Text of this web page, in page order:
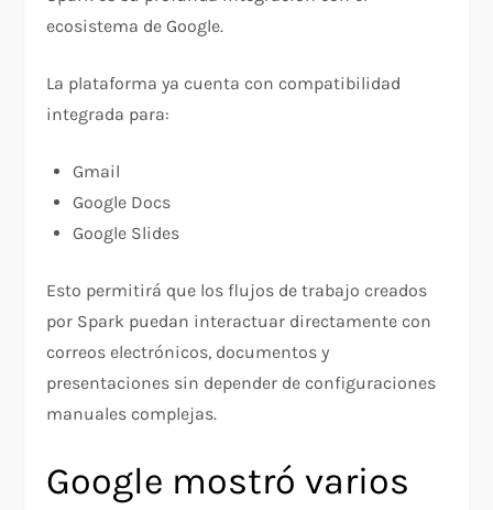
ecosistema de Google.
La plataforma ya cuenta con compatibilidad
integrada para:
Gmail
Google Docs
Google Slides
Esto permitirá que los flujos de trabajo creados
por Spark puedan interactuar directamente con
correos electrónicos, documentos y
presentaciones sin depender de configuraciones
manuales complejas.
Google mostró varios